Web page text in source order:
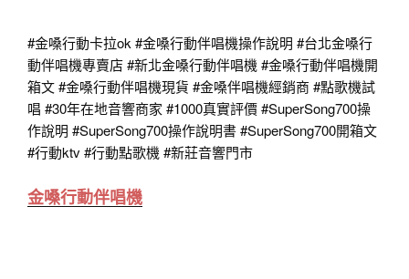
#金嗓行動卡拉ok #金嗓行動伴唱機操作說明 #台北金嗓行
動伴唱機專賣店#新北金嗓行動伴唱機 #金嗓行動伴唱機開
箱文#金嗓行動伴唱機現貨 #金嗓伴唱機經銷商 #點歌機試
唱 #30年在地音響商家 #1000真實評價#SuperSong700操
作說明 #SuperSong700操作說明書#SuperSong700開箱文
#行動ktv#行動點歌機 #新莊音響門市
金嗓行動伴唱機